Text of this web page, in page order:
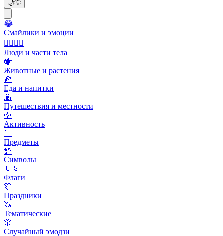
🌙💡
😂
Смайлики и эмоции
👩‍❤️‍💋‍👨
Люди и части тела
🐝
Животные и растения
🍕
Еда и напитки
🌇
Путешествия и местности
🥎
Активность
📙
Предметы
💯
Символы
🇺🇸
Флаги
🎊
Праздники
🦄
Тематические
🎲
Случайный эмодзи